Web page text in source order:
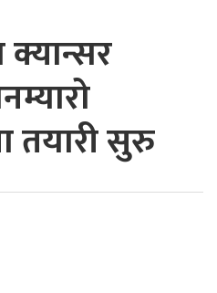
क्यान्सर
तयारी सुरु